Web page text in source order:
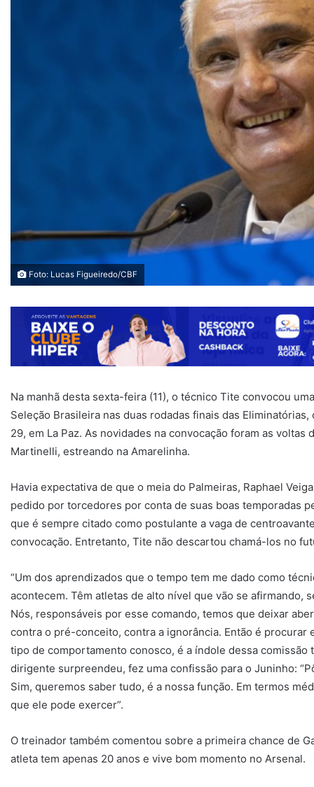
Foto: Lucas Figueiredo/CBF
Na manhã desta sexta-feira (11), o técnico Tite convocou
Seleção Brasileira nas duas rodadas finais das
29, em La Paz. As novidades na convocação foram as
Martinelli, estreando na Amarelinha.
Havia expectativa de que o meia do Palmeiras, Raphael
pedido por torcedores por conta de suas boas temporadas
que é sempre citado como postulante a vaga de
convocação. Entretanto, Tite não descartou chamá-los no
“Um dos aprendizados que o tempo tem me dado como
acontecem. Têm atletas de alto nível que vão se afirmando,
Nós, responsáveis por esse comando, temos que deixar
contra o pré-conceito, contra a ignorância. Então é
tipo de comportamento conosco, é a índole dessa
dirigente surpreendeu, fez uma confissão para o Juninho:
Sim, queremos saber tudo, é a nossa função. Em termos
que ele pode exercer”.
O treinador também comentou sobre a primeira chance de
atleta tem apenas 20 anos e vive bom momento no Arsenal.